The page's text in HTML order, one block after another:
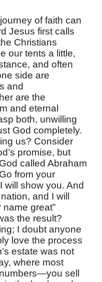
of faith can
Jesus first calls
Christians
our tents a little,
and often
side are
and
are the
and eternal
both, unwilling
God completely.
us? Consider
promise, but
called Abraham
from your
will show you. And
and I will
great”
the result?
I doubt anyone
love the process
estate was not
where most
sell